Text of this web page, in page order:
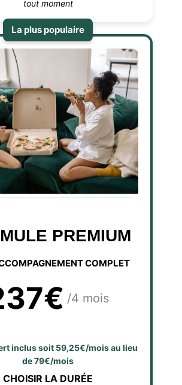
tout moment
PREMIUM
COMPLET
/4 mois
inclus soit 59,25€/mois au lieu
de 79€/mois
CHOISIR LA DURÉE